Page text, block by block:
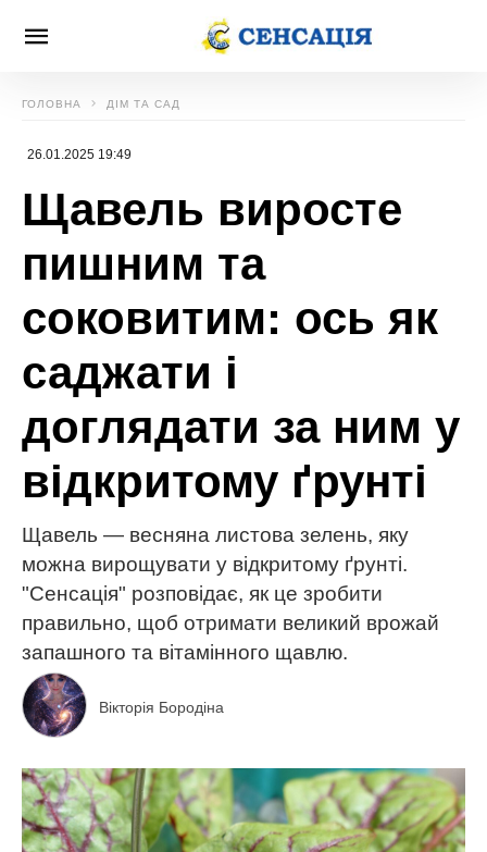
ГОЛОВНА ДІМ ТА САД
26.01.2025 19:49
Щавель виросте
пишним та
соковитим: ось як
саджати і
доглядати за ним у
відкритому ґрунті
Щавель — весняна листова зелень, яку
можна вирощувати у відкритому ґрунті.
"Сенсація" розповідає, як це зробити
правильно, щоб отримати великий врожай
запашного та вітамінного щавлю.
Вікторія Бородіна